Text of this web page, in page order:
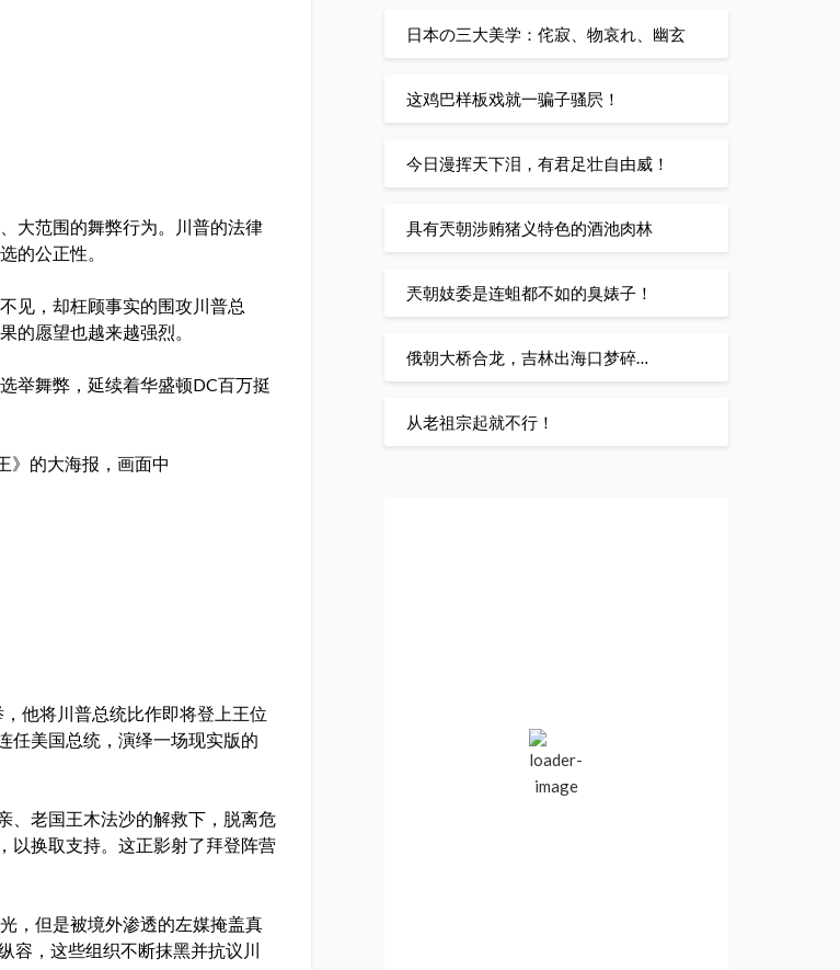
大范围的舞弊行为。川普的法律
的公正性。
见，却枉顾事实的围攻川普总
的愿望也越来越强烈。
举舞弊，延续着华盛顿DC百万挺
》的大海报，画面中
他将川普总统比作即将登上王位
任美国总统，演绎一场现实版的
、老国王木法沙的解救下，脱离危
以换取支持。这正影射了拜登阵营
，但是被境外渗透的左媒掩盖真
容，这些组织不断抹黑并抗议川
日本の三大美学：侘寂、物哀れ、幽玄
这鸡巴样板戏就一骗子骚屄！
今日漫挥天下泪，有君足壮自由威！
具有兲朝涉贿猪义特色的酒池肉林
兲朝妓委是连蛆都不如的臭婊子！
俄朝大桥合龙，吉林出海口梦碎…
从老祖宗起就不行！
17
Overcast Clouds